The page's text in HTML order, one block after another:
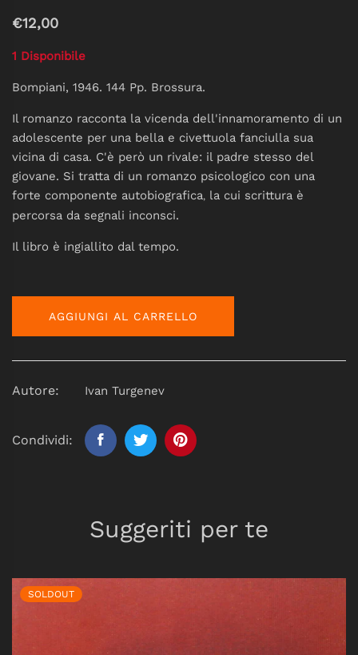
€12,00
1 Disponibile
Bompiani, 1946. 144 Pp. Brossura.
Il romanzo racconta la vicenda dell'innamoramento di un
adolescente per una bella e civettuola fanciulla sua
vicina di casa. C'è però un rivale: il padre stesso del
giovane. Si tratta di un romanzo psicologico con una
forte componente autobiografica, la cui scrittura è
percorsa da segnali inconsci.
Il libro è ingiallito dal tempo.
AGGIUNGI AL CARRELLO
Autore: Ivan Turgenev
Condividi:
Suggeriti per te
SOLDOUT